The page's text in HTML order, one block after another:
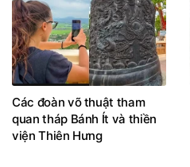
Các đoàn võ thuật tham
quan tháp Bánh Ít và thiền
viện Thiên Hưng